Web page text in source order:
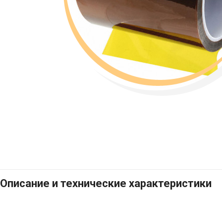
Описание и технические характеристики